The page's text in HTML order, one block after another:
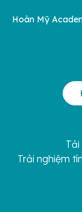
Hoàn Mỹ
Trải nghiệm